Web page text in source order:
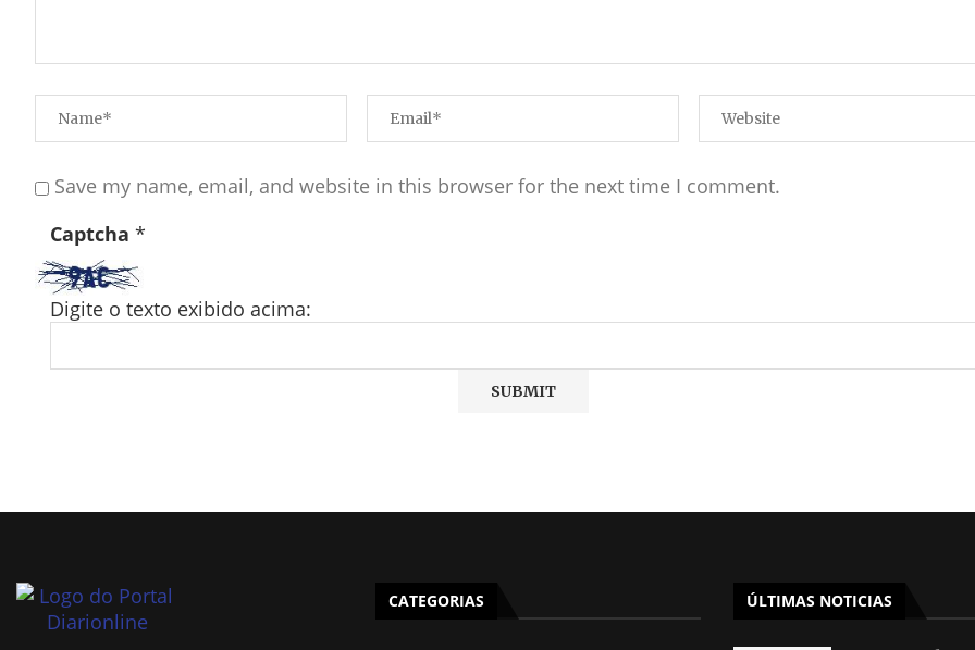
Save my name, email, and website in this browser for the next time I comment.
Captcha *
Digite o texto exibido acima:
CATEGORIAS ÚLTIMAS NOTICIAS